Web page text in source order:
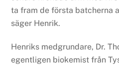
ta fram de första batcherna
säger Henrik.
Henriks medgrundare, Dr.
egentligen biokemist från